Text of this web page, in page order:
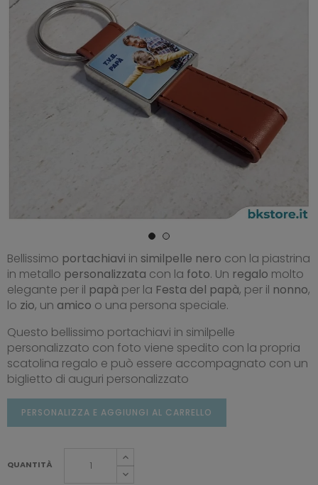
Bellissimo portachiavi in similpelle nero con la piastrina
in metallo personalizzata con la foto. Un regalo molto
elegante per il papà per la Festa del papà, per il nonno,
lo zio, un amico o una persona speciale.
Questo bellissimo portachiavi in similpelle
personalizzato con foto viene spedito con la propria
scatolina regalo e può essere accompagnato con un
biglietto di auguri personalizzato
PERSONALIZZA E AGGIUNGI AL CARRELLO
QUANTITÀ